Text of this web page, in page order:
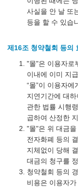
사실을 안 날 또
등을 할 수 있습
제16조 청약철회 등의
"몰"은 이용자로
이내에 이미 지
“몰”이 이용자
지연기간에 대
관한 법률 시행
곱하여 산정한
"몰"은 위 대금
전자화폐 등의
지체없이 당해
대금의 청구를
청약철회 등의
비용은 이용자